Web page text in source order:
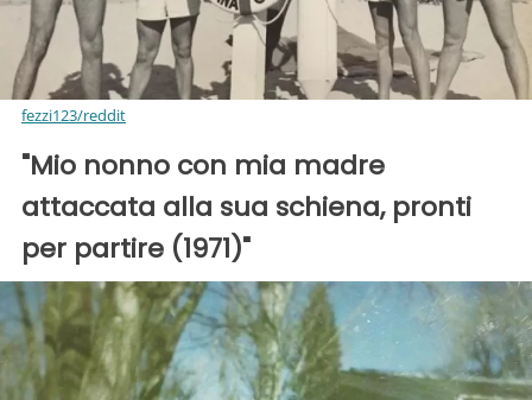
fezzi123/reddit
"Mio nonno con mia madre
attaccata alla sua schiena, pronti
per partire (1971)"